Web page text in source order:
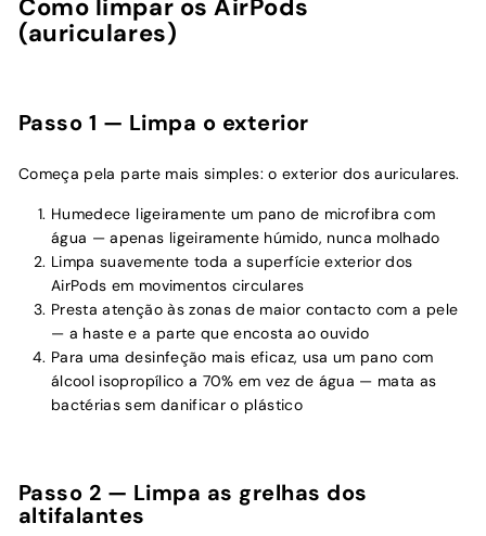
Como limpar os AirPods
(auriculares)
Passo 1 — Limpa o exterior
Começa pela parte mais simples: o exterior dos auriculares.
Humedece ligeiramente um pano de microfibra com
água — apenas ligeiramente húmido, nunca molhado
Limpa suavemente toda a superfície exterior dos
AirPods em movimentos circulares
Presta atenção às zonas de maior contacto com a pele
— a haste e a parte que encosta ao ouvido
Para uma desinfeção mais eficaz, usa um pano com
álcool isopropílico a 70% em vez de água — mata as
bactérias sem danificar o plástico
Passo 2 — Limpa as grelhas dos
altifalantes